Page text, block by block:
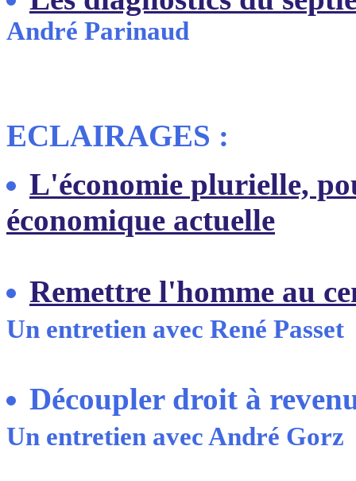
André Parinaud
ECLAIRAGES :
L'économie plurielle,
économique actuelle
Remettre l'homme au
Un entretien avec René Passet
Découpler droit à
Un entretien avec André Gorz